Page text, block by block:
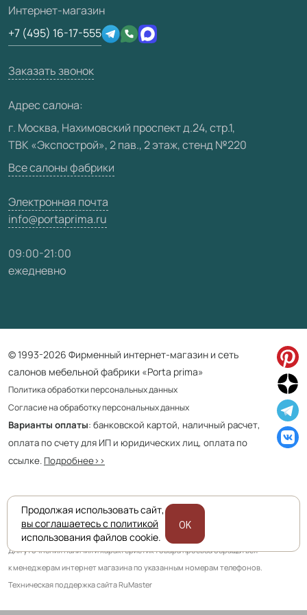
Отзывы клиентов
Техническая информация
Юридическая информация
3D-модели
Сертификаты
Производство
Вакансии
Видео
Карта сайта
Интернет-магазин
+7 (495) 16-17-555
Заказать звонок
Адрес салона:
г. Москва, Нахимовский проспект д.24, стр.1,
ТВК «Экспострой», 2 пав., 2 этаж, стенд №220
Все салоны фабрики
Электронная почта
info@portaprima.ru
09:00-21:00
ежедневно
© 1993-2026 Фирменный интернет-магазин и сеть
салонов мебельной фабрики «Porta prima»
Политика обработки персональных данных
Согласие на обработку персональных данных
Варианты оплаты: банковской картой, наличный расчет,
оплата по счету для ИП и юридических лиц, оплата по
ссылке. Подробнее>>
Приведенная на сайте информация не является публичной офертой
и носит информационно ознакомительный характер.
Для уточнения наличия и характеристик товара просьба обращаться
к менеджерам интернет магазина по указанным номерам телефонов.
Техническая поддержка сайта RuMaster
Продолжая использовать сайт,
вы соглашаетесь с политикой
использования файлов cookie.
OK